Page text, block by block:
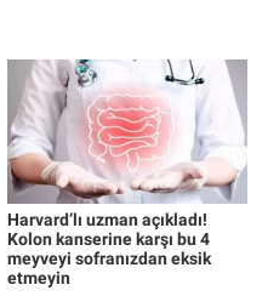
Harvard’lı uzman açıkladı!
Kolon kanserine karşı bu 4
meyveyi sofranızdan eksik
etmeyin